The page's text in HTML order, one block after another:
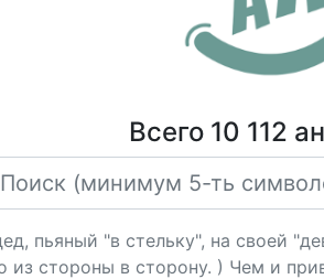
Всего 10 112
пьяный "в стельку", на своей
из стороны в сторону. ) Чем и